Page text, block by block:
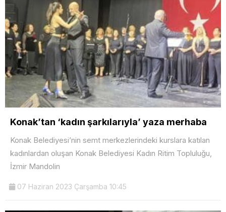
Konak’tan ‘kadın şarkılarıyla’ yaza merhaba
Konak Belediyesi’nin semt merkezlerindeki kurslara katılan
kadınlardan oluşan Konak Belediyesi Kadın Ritim Topluluğu,
İzmir Mandolin
07 Haziran 2023 Çarşamba 10:45